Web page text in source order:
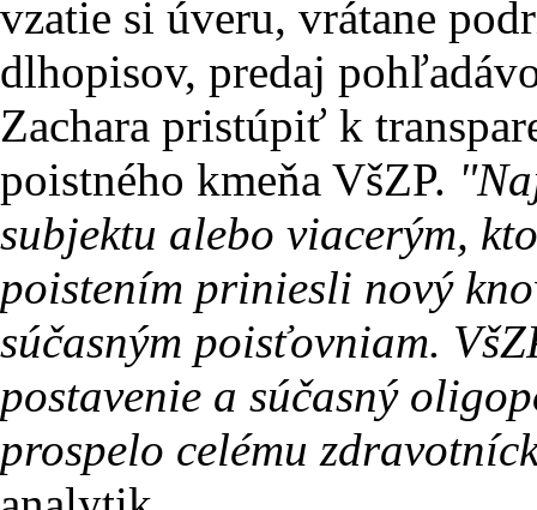
vzatie si úveru, vrátane
dlhopisov, predaj
Zachara pristúpiť k
poistného kmeňa VšZP.
subjektu alebo viacerým,
poistením priniesli nový
súčasným poisťovniam.
postavenie a súčasný
prospelo celému